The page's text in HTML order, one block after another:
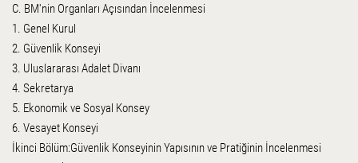
C. BM'nin Organları Açısından İncelenmesi
1. Genel Kurul
2. Güvenlik Konseyi
3. Uluslararası Adalet Divanı
4. Sekretarya
5. Ekonomik ve Sosyal Konsey
6. Vesayet Konseyi
İkinci Bölüm:Güvenlik Konseyinin Yapısının ve Pratiğinin İncelenmesi